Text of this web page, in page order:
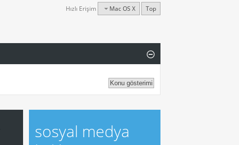
Hızlı Erişim Mac OS X Top
sosyal medya